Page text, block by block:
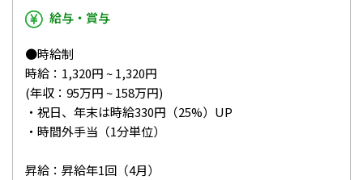
給与・賞与
●時給制
時給：1,320円 ~ 1,320円
(年収：95万円 ~ 158万円)
・祝日、年末は時給330円（25%）UP
・時間外手当（1分単位）
昇給：昇給年1回（4月）